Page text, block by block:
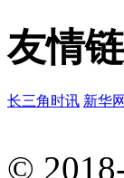
友情
长三角时讯 新华网
©